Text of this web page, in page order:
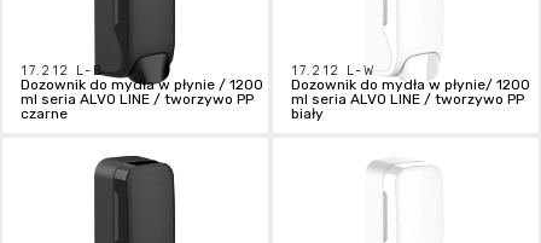
17.212 L-B
Dozownik do mydła w płynie / 1200
ml seria ALVO LINE / tworzywo PP
czarne
17.212 L-W
Dozownik do mydła w płynie/ 1200
ml seria ALVO LINE / tworzywo PP
biały